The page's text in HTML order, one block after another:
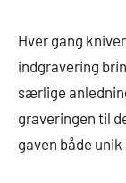
Hver gang
indgravering
særlige
graveringen til
gaven både